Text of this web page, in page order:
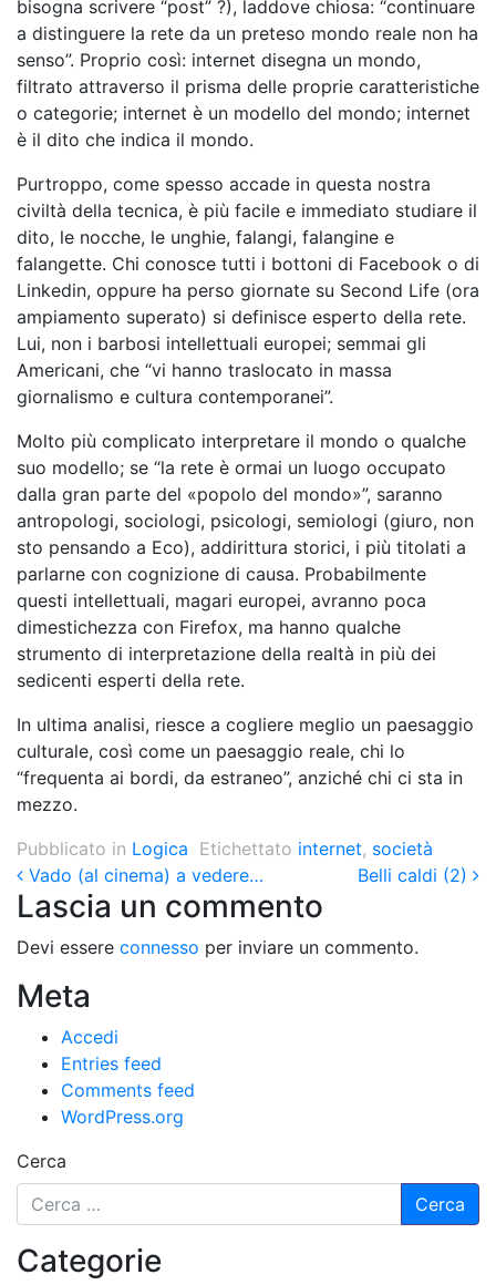
bisogna scrivere “post” ?), laddove chiosa: “continuare
a distinguere la rete da un preteso mondo reale non ha
senso”. Proprio così: internet disegna un mondo,
filtrato attraverso il prisma delle proprie caratteristiche
o categorie; internet è un modello del mondo; internet
è il dito che indica il mondo.
Purtroppo, come spesso accade in questa nostra
civiltà della tecnica, è più facile e immediato studiare il
dito, le nocche, le unghie, falangi, falangine e
falangette. Chi conosce tutti i bottoni di Facebook o di
Linkedin, oppure ha perso giornate su Second Life (ora
ampiamento superato) si definisce esperto della rete.
Lui, non i barbosi intellettuali europei; semmai gli
Americani, che “vi hanno traslocato in massa
giornalismo e cultura contemporanei”.
Molto più complicato interpretare il mondo o qualche
suo modello; se “la rete è ormai un luogo occupato
dalla gran parte del «popolo del mondo»”, saranno
antropologi, sociologi, psicologi, semiologi (giuro, non
sto pensando a Eco), addirittura storici, i più titolati a
parlarne con cognizione di causa. Probabilmente
questi intellettuali, magari europei, avranno poca
dimestichezza con Firefox, ma hanno qualche
strumento di interpretazione della realtà in più dei
sedicenti esperti della rete.
In ultima analisi, riesce a cogliere meglio un paesaggio
culturale, così come un paesaggio reale, chi lo
“frequenta ai bordi, da estraneo”, anziché chi ci sta in
mezzo.
Pubblicato in Logica Etichettato internet, società
Post navigation
Vado (al cinema) a vedere… Belli caldi (2)
Lascia un commento
Devi essere connesso per inviare un commento.
Meta
Accedi
Entries feed
Comments feed
WordPress.org
Cerca
Categorie